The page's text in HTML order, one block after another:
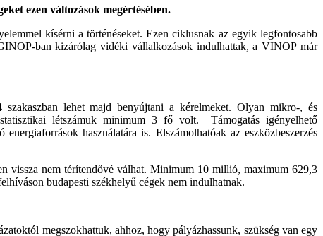
ezen változások megértésében.
kísérni a történéseket. Ezen ciklusnak az egyik legfontosabb
ban kizárólag vidéki vállalkozások indulhattak, a VINOP már
lehet majd benyújtani a kérelmeket. Olyan mikro-, és
létszámuk minimum 3 fő volt. Támogatás igényelhető
használatára is. Elszámolhatóak az eszközbeszerzés
vissza nem térítendővé válhat. Minimum 10 millió, maximum 629,3
budapesti székhelyű cégek nem indulhatnak.
megszokhattuk, ahhoz, hogy pályázhassunk, szükség van egy